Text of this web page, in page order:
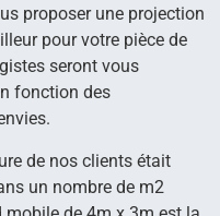
proposer une projection
pour votre pièce de
seront vous
fonction des
de nos clients était
un nombre de m2